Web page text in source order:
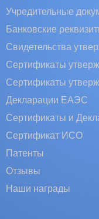
Учредительные
Банковские
Свидетельства
Сертификаты
Сертификаты
Декларации ЕАЭС
Сертификаты и
Сертификат ИСО
Патенты
Отзывы
Наши награды